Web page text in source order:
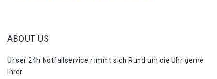
ABOUT US
Unser 24h Notfallservice nimmt sich Rund um die Uhr gerne
Ihrer